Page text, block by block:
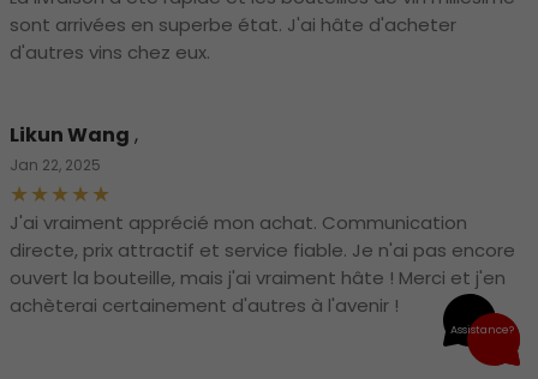
sont arrivées en superbe état. J'ai hâte d'acheter
d'autres vins chez eux.
Likun Wang ,
Jan 22, 2025
J'ai vraiment apprécié mon achat. Communication
directe, prix attractif et service fiable. Je n'ai pas encore
ouvert la bouteille, mais j'ai vraiment hâte ! Merci et j'en
achèterai certainement d'autres à l'avenir !
Assistance?